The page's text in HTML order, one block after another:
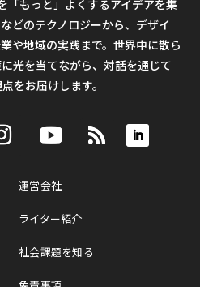
「もっと」よくするアイデアを集
どのテクノロジーから、デザイ
や地域の実践まで。世界中に散ら
光を当てながら、対話を通じて
をお届けします。
運営会社
ライター紹介
社会課題を知る